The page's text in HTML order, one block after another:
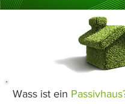
Wass ist ein